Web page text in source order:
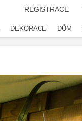
REGISTRACE
DEKORACE DŮM